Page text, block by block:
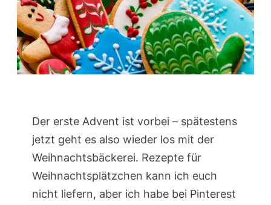
Der erste Advent ist vorbei – spätestens
jetzt geht es also wieder los mit der
Weihnachtsbäckerei. Rezepte für
Weihnachtsplätzchen kann ich euch
nicht liefern, aber ich habe bei Pinterest